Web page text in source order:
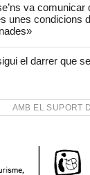
va comunicar
unes condicions
el darrer que
AMB EL SUPORT